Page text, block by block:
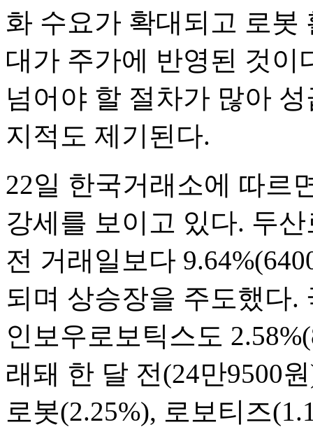
화 수요가 확대되고 로봇
대가 주가에 반영된 것이
넘어야 할 절차가 많아
지적도 제기된다.
22일 한국거래소에 따르
강세를 보이고 있다. 두
전 거래일보다
되며 상승장을 주도했다.
인보우로보틱스도
래돼 한 달 전(24만9500
로봇(2.25%), 로보티즈